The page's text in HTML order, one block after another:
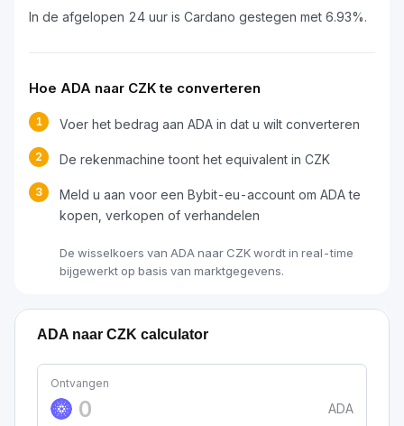
In de afgelopen 24 uur is Cardano gestegen met 6.93%.
Hoe ADA naar CZK te converteren
1 Voer het bedrag aan ADA in dat u wilt converteren
2 De rekenmachine toont het equivalent in CZK
3
Meld u aan voor een Bybit-eu-account om ADA te
kopen, verkopen of verhandelen
De wisselkoers van ADA naar CZK wordt in real-time
bijgewerkt op basis van marktgegevens.
ADA naar CZK calculator
Ontvangen
ADA